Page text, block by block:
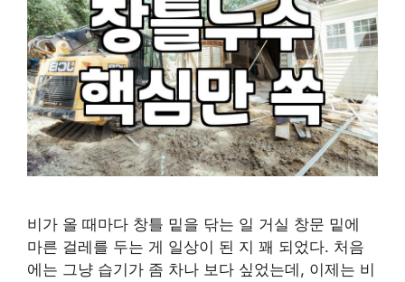
비가 올 때마다 창틀 밑을 닦는 일 거실 창문 밑에
마른 걸레를 두는 게 일상이 된 지 꽤 되었다. 처음
에는 그냥 습기가 좀 차나 보다 싶었는데, 이제는 비